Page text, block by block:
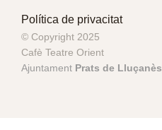
Política de privacitat
© Copyright 2025
Cafè Teatre Orient
Ajuntament Prats de Lluçanès